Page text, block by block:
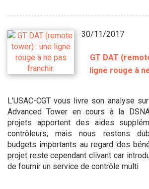
30/11/2017
GT DAT
ligne rouge à
L'USAC-CGT vous livre son analyse
Advanced Tower en cours à la
projets apportent des aides
contrôleurs, mais nous restons
budgets importants au regard des
projet reste cependant clivant car
de fournir un service de contrôle multi